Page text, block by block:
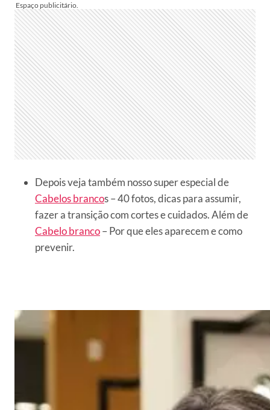
Depois veja também nosso super especial de
Cabelos brancos – 40 fotos, dicas para assumir,
fazer a transição com cortes e cuidados. Além de
Cabelo branco– Por que eles aparecem e como
prevenir.